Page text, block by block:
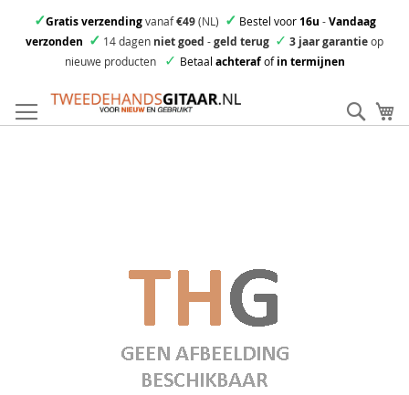
✓Gratis verzendingvanaf€49(NL) ✓ Bestel voor16u -Vandaag
verzonden ✓ 14 dagen niet goed -geld terug ✓ 3 jaar garantieop
nieuwe producten
✓ Betaal achterafofin termijnen
direct
door